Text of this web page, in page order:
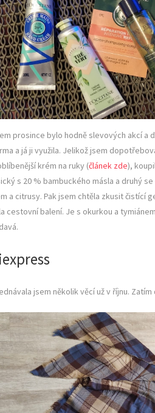
prosince bylo hodně slevových akcí a
a já ji využila. Jelikož jsem
krém na ruky (článek zde),
s 20 % bambuckého másla a druhý
a citrusy. Pak jsem chtěla zkusit čistící
cestovní balení. Je s okurkou a
jsem několik věcí už v říjnu.